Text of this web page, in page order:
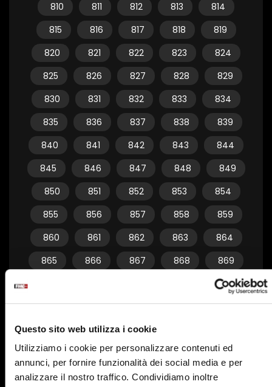
Questo sito web utilizza i cookie
Utilizziamo i cookie per personalizzare contenuti ed
annunci, per fornire funzionalità dei social media e per
analizzare il nostro traffico. Condividiamo inoltre
810
811 812 813
814
815
816 817 818
819
820
821 822 823
824
825
826 827 828
829
830
831 832 833
834
835
836 837 838
839
840
841 842 843
844
845
846 847 848
849
850
851 852 853
854
855
856 857 858
859
860
861 862 863
864
865
866 867 868
869
874
875
876 877 878
879
880
881 882
885
886 887 888
889
890
891 892 893 894